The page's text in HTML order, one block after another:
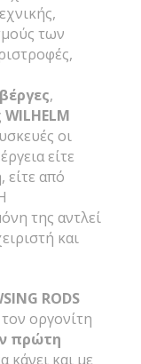
των
βέργες,
WILHELM
οι
είτε
είτε από
της αντλεί
και
RODS
οργονίτη
πρώτη
κάνει και με